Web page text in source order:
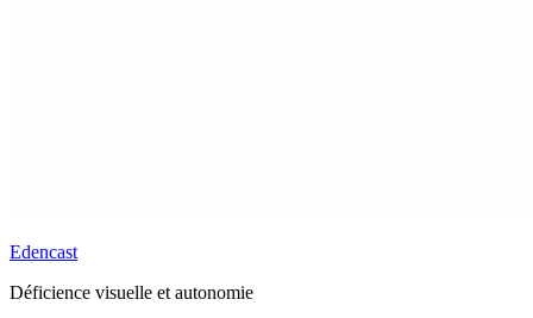
Edencast
Déficience visuelle et autonomie